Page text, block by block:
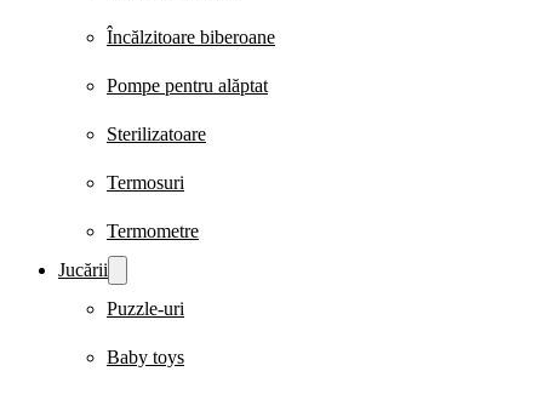
Încălzitoare biberoane
Pompe pentru alăptat
Sterilizatoare
Termosuri
Termometre
Jucării
Puzzle-uri
Baby toys